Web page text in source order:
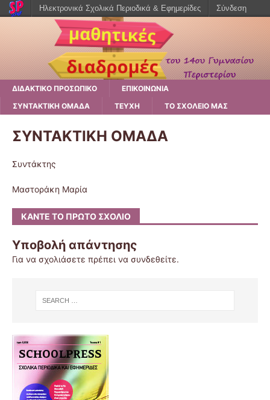
ΔΙΔΑΚΤΙΚΟ ΠΡΟΣΩΠΙΚΟ
ΕΠΙΚΟΙΝΩΝΙΑ
ΣΥΝΤΑΚΤΙΚΗ ΟΜΑΔΑ
ΤΕΥΧΗ ΤΟ ΣΧΟΛΕΙΟ ΜΑΣ
ΣΥΝΤΑΚΤΙΚΗ ΟΜΑΔΑ
Συντάκτης
Μαστοράκη Μαρία
ΚΆΝΤΕ ΤΟ ΠΡΏΤΟ ΣΧΌΛΙΟ
Υποβολή απάντησης
Για να σχολιάσετε πρέπει να συνδεθείτε.
Ηλεκτρονικά Σχολικά Περιοδικά & Εφημερίδες Σύνδεση